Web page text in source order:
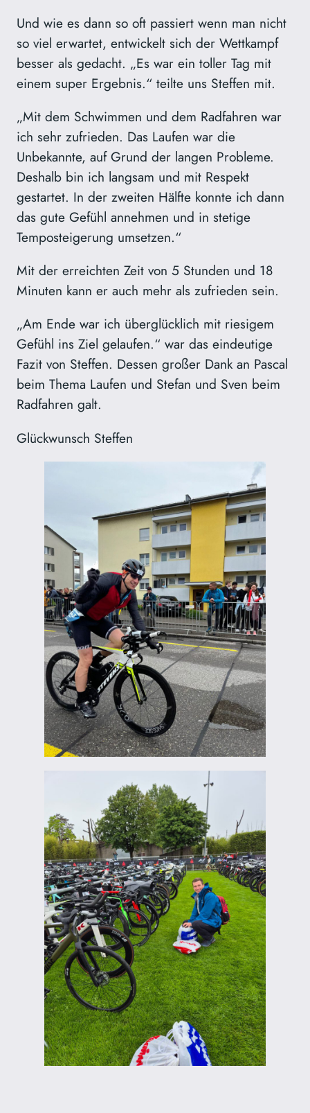
Und wie es dann so oft passiert wenn man nicht
so viel erwartet, entwickelt sich der Wettkampf
besser als gedacht. „Es war ein toller Tag mit
einem super Ergebnis.“ teilte uns Steffen mit.
„Mit dem Schwimmen und dem Radfahren war
ich sehr zufrieden. Das Laufen war die
Unbekannte, auf Grund der langen Probleme.
Deshalb bin ich langsam und mit Respekt
gestartet. In der zweiten Hälfte konnte ich dann
das gute Gefühl annehmen und in stetige
Temposteigerung umsetzen.“
Mit der erreichten Zeit von 5 Stunden und 18
Minuten kann er auch mehr als zufrieden sein.
„Am Ende war ich überglücklich mit riesigem
Gefühl ins Ziel gelaufen.“ war das eindeutige
Fazit von Steffen. Dessen großer Dank an Pascal
beim Thema Laufen und Stefan und Sven beim
Radfahren galt.
Glückwunsch Steffen